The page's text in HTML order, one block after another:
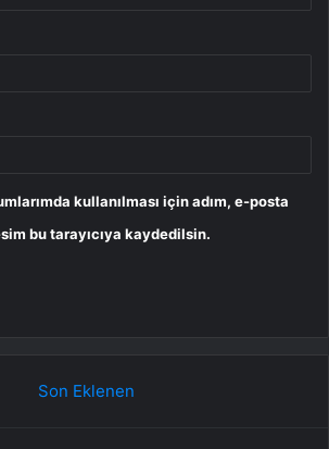
kullanılması için adım, e-posta
bu tarayıcıya kaydedilsin.
Son Eklenen